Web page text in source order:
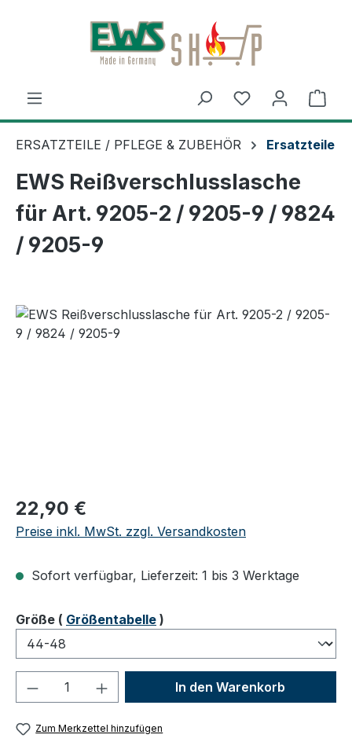
Zum Hauptinhalt springen
ERSATZTEILE / PFLEGE & ZUBEHÖR Ersatzteile
EWS Reißverschlusslasche
für Art. 9205-2 / 9205-9 / 9824
/ 9205-9
Regulärer Preis:
22,90 €
Preise inkl. MwSt. zzgl. Versandkosten
Sofort verfügbar, Lieferzeit: 1 bis 3 Werktage
Größeauswählen
( Größentabelle )
Produkt Anzahl: Gib denIn den Warenkorb
Zum Merkzettel hinzufügen